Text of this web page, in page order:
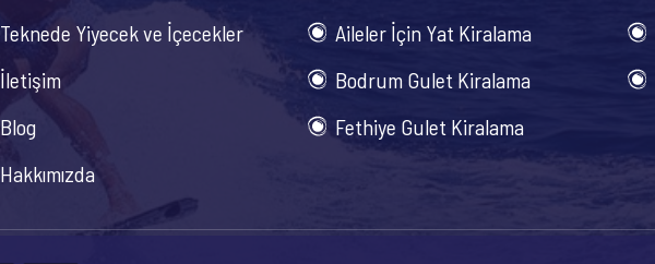
Teknede Yiyecek ve İçecekler
İletişim
Blog
Hakkımızda
Aileler İçin Yat Kiralama
Bodrum Gulet Kiralama
Fethiye Gulet Kiralama